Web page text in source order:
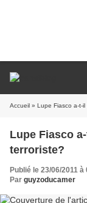
Accueil » Lupe Fiasco a-t-
Lupe Fiasco
terroriste?
Publié le 23/06/2011 à
Par guyzoducamer